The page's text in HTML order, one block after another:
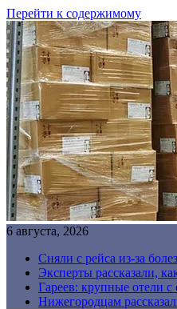
Перейти к содержимому
6 августа, 2026
Сняли с рейса из-за
Эксперты рассказали,
Гареев: крупные отели с
Нижегородцам